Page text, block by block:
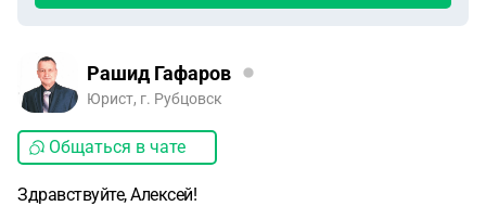
Рашид Гафаров
Юрист, г. Рубцовск
Общаться в чате
Здравствуйте, Алексей!